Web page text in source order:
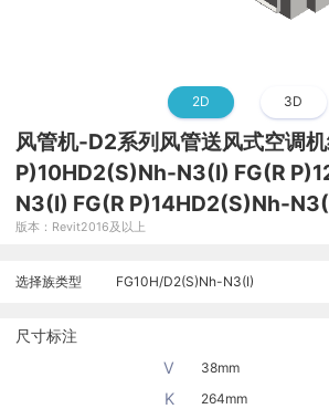
2D 3D
风管机-D2系列风管送风式空调
P)10HD2(S)Nh-N3(I) FG(R
N3(I) FG(R P)14HD2(S)Nh-
版本：Revit2016及以上
选择族类型 FG10H/D2(S)Nh-N3(I)
尺寸标注
V
38mm
K 264mm